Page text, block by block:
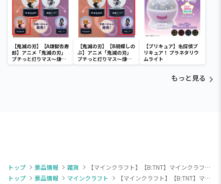
【鬼滅の刃】【A煉獄杏寿
郎】アニメ「鬼滅の刃」
プチっと灯りマス～煉獄
杏寿郎・胡蝶しのぶ～
【鬼滅の刃】【B胡蝶しの
ぶ】アニメ「鬼滅の刃」
プチっと灯りマス～煉獄
杏寿郎・胡蝶しのぶ～
【プリキュア】名探偵プ
リキュア！ プラネタリウ
ムライト
もっと見る
トップ 景品情報 雑貨
【マインクラフト】【B:TNT】マインクラフト 収納BOX：クリーパー：TNT
トップ
景品情報 マインクラフト 【マインクラフト】【B:TNT】マインクラフト 収納BOX：クリーパー：TNT